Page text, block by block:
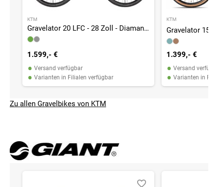
KTM
Gravelator 20 LFC - 28 Zoll - Diamant - 2026
1.599,- €
• Versand verfügbar
• Varianten in Filialen verfügbar
KTM
1.399,- €
• Versand
• Varianten in
Zu allen Gravelbikes von KTM